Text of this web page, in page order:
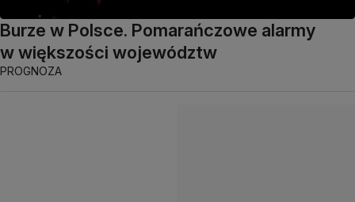
Burze w Polsce. Pomarańczowe alarmy
w większości województw
PROGNOZA